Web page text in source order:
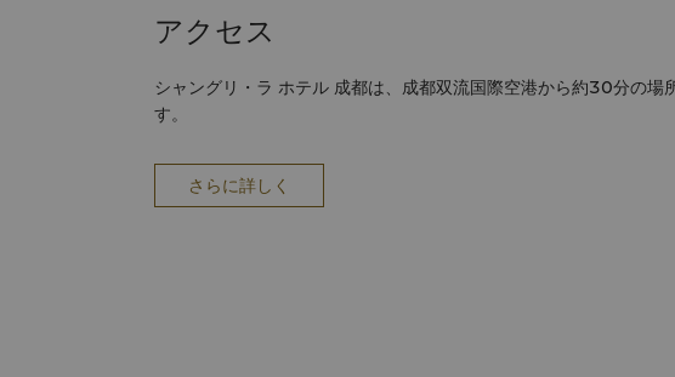
アクセス
シャングリ・ラ ホテル 成都は、成都双流国際空港から約30分の場
す。
さらに詳しく